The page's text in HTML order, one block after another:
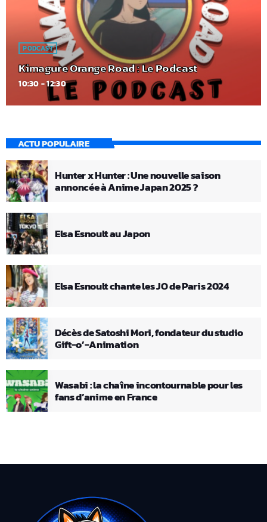
PODCAST
Kimagure Orange Road : Le Podcast
10:30 - 12:30
ACTU POPULAIRE
Hunter x Hunter : Une nouvelle saison
annoncée à Anime Japan 2025 ?
Elsa Esnoult au Japon
Elsa Esnoult chante les JO de Paris 2024
Décès de Satoshi Mori, fondateur du studio
Gift-o’-Animation
Wasabi : la chaîne incontournable pour les
fans d’anime en France